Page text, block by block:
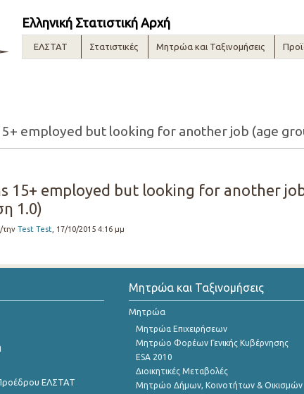
Ελληνική Στατιστική Αρχή
ΕΛΣΤΑΤ Στατιστικές Μητρώα και Ταξινομήσεις
employed but looking for another job (age
15+ employed but looking for another
1.0)
την Test Test , 17/10/2015 4:16 μμ
Προέδρου ΕΛΣΤΑΤ
Μητρώα και Ταξινομήσεις
Μητρώα
Μητρώα Επιχειρήσεων
Μητρώο Φορέων Γενικής Κυβέρνησης
ESA 2010
Διοικητικές Μεταβολές
Μητρώο Δήμων, Κοινοτήτων & Οικισμών